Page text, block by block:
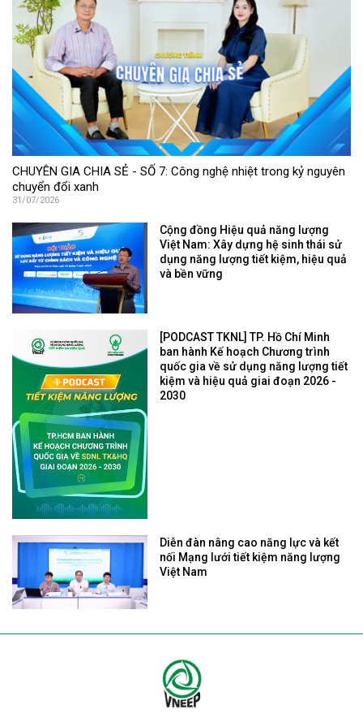
CHUYÊN GIA CHIA SẺ - SỐ 7: Công nghệ nhiệt trong kỷ nguyên
chuyển đổi xanh
31/07/2026
Cộng đồng Hiệu quả năng lượng
Việt Nam: Xây dựng hệ sinh thái sử
dụng năng lượng tiết kiệm, hiệu quả
và bền vững
[PODCAST TKNL] TP. Hồ Chí Minh
ban hành Kế hoạch Chương trình
quốc gia về sử dụng năng lượng tiết
kiệm và hiệu quả giai đoạn 2026 -
2030
Diễn đàn nâng cao năng lực và kết
nối Mạng lưới tiết kiệm năng lượng
Việt Nam